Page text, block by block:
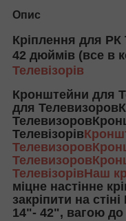
Опис
Кріплення для РК
42 дюймів (все в
Телевізорів
Кронштейни для
для
Телевізорів
ТелевізорівНаш
міцне настінне
закріпити на
14"- 42", вагою до